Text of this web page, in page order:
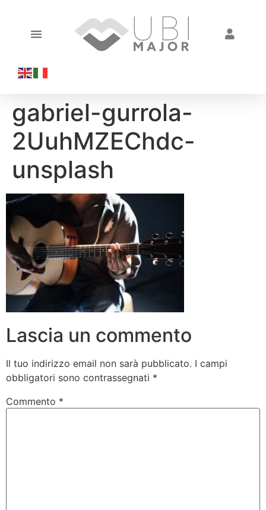
gabriel-gurrola-
2UuhMZEChdc-
unsplash
Lascia un commento
Il tuo indirizzo email non sarà pubblicato. I campi
obbligatori sono contrassegnati *
Commento *